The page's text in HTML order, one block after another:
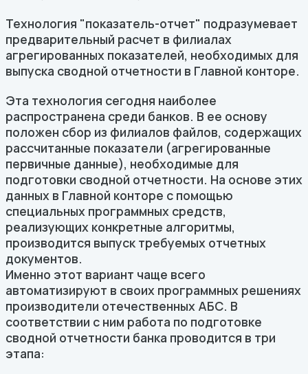
Технология "показатель-отчет" подразумевает
предварительный расчет в филиалах
агрегированных показателей, необходимых для
выпуска сводной отчетности в Главной конторе.
Эта технология сегодня наиболее
распространена среди банков. В ее основу
положен сбор из филиалов файлов, содержащих
рассчитанные показатели (агрегированные
первичные данные), необходимые для
подготовки сводной отчетности. На основе этих
данных в Главной конторе с помощью
специальных программных средств,
реализующих конкретные алгоритмы,
производится выпуск требуемых отчетных
документов.
Именно этот вариант чаще всего
автоматизируют в своих программных решениях
производители отечественных АБС. В
соответствии с ним работа по подготовке
сводной отчетности банка проводится в три
этапа: